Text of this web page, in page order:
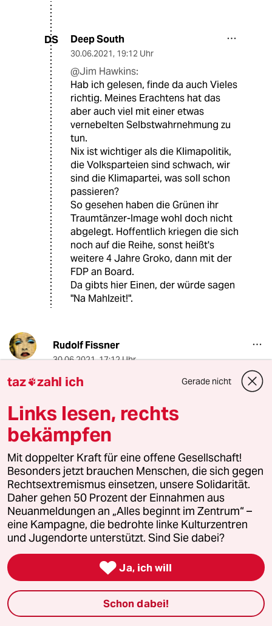
DS Deep South
30.06.2021, 19:12 Uhr
@Jim Hawkins:
Hab ich gelesen, finde da auch Vieles
richtig. Meines Erachtens hat das
aber auch viel mit einer etwas
vernebelten Selbstwahrnehmung zu
tun.
Nix ist wichtiger als die Klimapolitik,
die Volksparteien sind schwach, wir
sind die Klimapartei, was soll schon
passieren?
So gesehen haben die Grünen ihr
Traumtänzer-Image wohl doch nicht
abgelegt. Hoffentlich kriegen die sich
noch auf die Reihe, sonst heißt's
weitere 4 Jahre Groko, dann mit der
FDP an Board.
Da gibts hier Einen, der würde sagen
"Na Mahlzeit!".
Rudolf Fissner
30.06.2021,17:12 Uhr
So könnte Scholz doch noch in einer Ampel
Kanzler werden.
1G 17900 (Profil gelöscht)
30.06.2021,19:35 Uhr
@Rudolf Fissner:
Wie denn, der vergisst ja angeblich
alles - selbst die wichtigsten Termine
mit Banken.
Als Finanzminister eine Niete.
Rudolf Fissner
30.06.2021,21:22 Uhr
@17900 (Profil gelöscht):
taz zahl ich Gerade nicht
Links lesen, rechts
bekämpfen
Mit doppelter Kraft für eine offene Gesellschaft!
Besonders jetzt brauchen Menschen, die sich gegen
Rechtsextremismus einsetzen, unsere Solidarität.
Daher gehen 50 Prozent der Einnahmen aus
Neuanmeldungen an „Alles beginnt im Zentrum“ –
eine Kampagne, die bedrohte linke Kulturzentren
und Jugendorte unterstützt. Sind Sie dabei?
 Ja, ich will
Schon dabei!